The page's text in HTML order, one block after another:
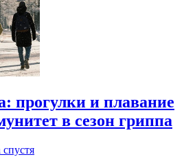
прогулки и плавание
в сезон гриппа
спустя